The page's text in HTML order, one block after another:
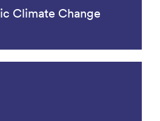
Climate Change